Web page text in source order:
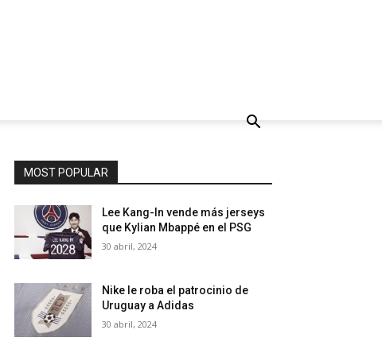
MOST POPULAR
Lee Kang-In vende más jerseys
que Kylian Mbappé en el PSG
30 abril, 2024
Nike le roba el patrocinio de
Uruguay a Adidas
30 abril, 2024